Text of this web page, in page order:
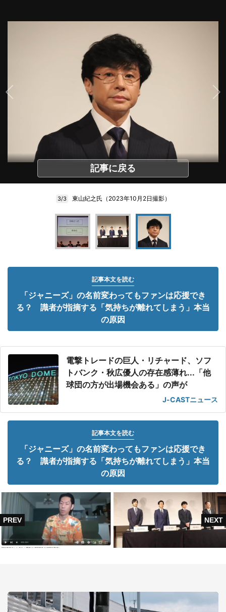
記事に戻る
3/3 東山紀之氏（2023年10月2日撮影）
記事本文を読む
「ジャニーズ」の名前変わってもファンは応援でき
る？ 識者が指摘する「気持ちが離れてしまう」本当
の原因
電撃トレードの巨人・リチャード、ソフ
トバンク・秋広優人の存在感薄れ...「他
球団の方が出場機会ある」の声が
J-CASTニュース
記事本文を読む
「ジャニーズ」の名前変わってもファンは応援でき
る？ 識者が指摘する「気持ちが離れてしまう」本当
の原因